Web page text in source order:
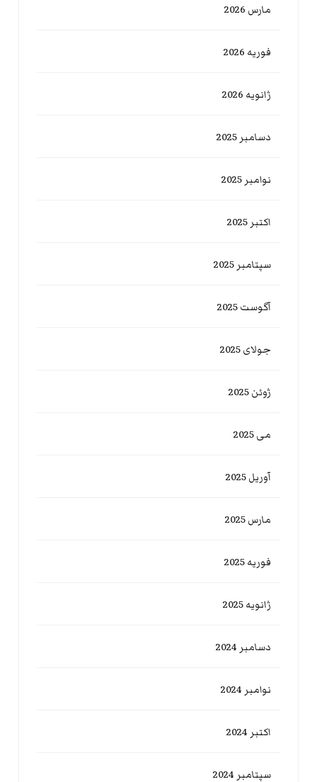
مارس 2026
فوریه 2026
ژانویه 2026
دسامبر 2025
نوامبر 2025
اکتبر 2025
سپتامبر 2025
آگوست 2025
جولای 2025
ژوئن 2025
می 2025
آوریل 2025
مارس 2025
فوریه 2025
ژانویه 2025
دسامبر 2024
نوامبر 2024
اکتبر 2024
سپتامبر 2024